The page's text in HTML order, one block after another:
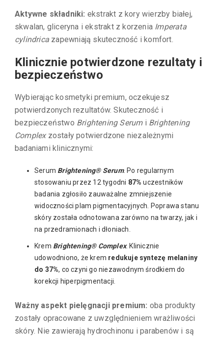
Aktywne składniki: ekstrakt z kory wierzby białej,
skwalan, gliceryna i ekstrakt z korzenia Imperata
cylindrica zapewniają skuteczność i komfort.
Klinicznie potwierdzone rezultaty i
bezpieczeństwo
Wybierając kosmetyki premium, oczekujesz
potwierdzonych rezultatów. Skuteczność i
bezpieczeństwo Brightening Serumi Brightening
Complexzostały potwierdzone niezależnymi
badaniami klinicznymi:
Serum Brightening® Serum. Po regularnym
stosowaniu przez 12 tygodni 87% uczestników
badania zgłosiło zauważalne zmniejszenie
widoczności plam pigmentacyjnych. Poprawa stanu
skóry została odnotowana zarówno na twarzy, jak i
na przedramionach i dłoniach.
Krem Brightening® Complex. Klinicznie
udowodniono, że krem redukuje syntezę melaniny
do 37%, co czyni go niezawodnym środkiem do
korekcji hiperpigmentacji.
Ważny aspekt pielęgnacji premium: oba produkty
zostały opracowane z uwzględnieniem wrażliwości
skóry. Nie zawierają hydrochinonu i parabenów i są